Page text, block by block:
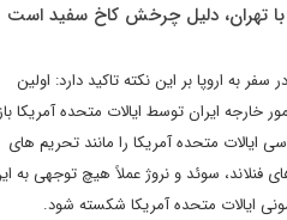
با تهران، دلیل چرخش کاخ سفید است
به اروپا بر این نکته تاکید دارد: اولین
ایران توسط ایالات متحده آمریکا باز
متحده آمریکا را مانند تحریم های
فنلاند، سوئد و نروژ عملاً هیچ توجهی به
ایالات متحده آمریکا شکسته شود.